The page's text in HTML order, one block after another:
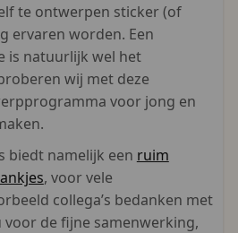
te ontwerpen sticker (of
ervaren worden. Een
is natuurlijk wel het
wij met deze
voor jong en
biedt namelijk een ruim
, voor vele
collega’s bedanken met
voor de fijne samenwerking,